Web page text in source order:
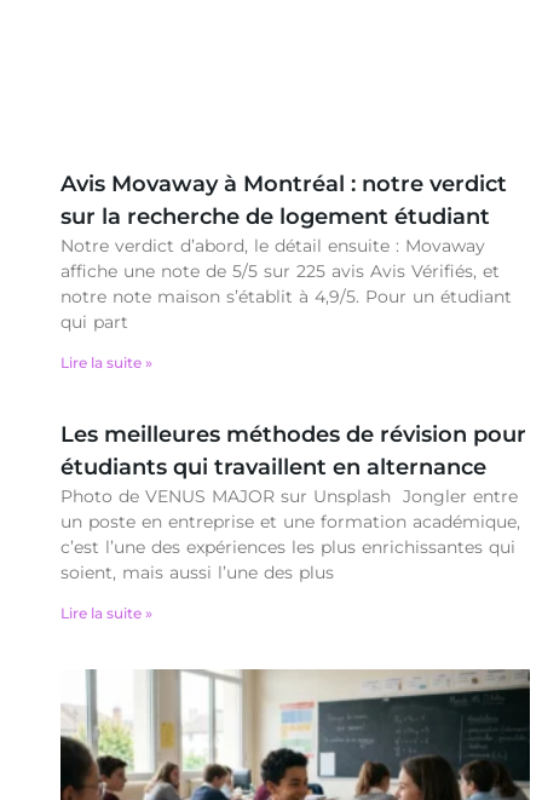
Avis Movaway à Montréal : notre verdict
sur la recherche de logement étudiant
Notre verdict d’abord, le détail ensuite : Movaway
affiche une note de 5/5 sur 225 avis Avis Vérifiés, et
notre note maison s’établit à 4,9/5. Pour un étudiant
qui part
Lire la suite »
Les meilleures méthodes de révision pour
étudiants qui travaillent en alternance
Photo de VENUS MAJOR sur Unsplash Jongler entre
un poste en entreprise et une formation académique,
c’est l’une des expériences les plus enrichissantes qui
soient, mais aussi l’une des plus
Lire la suite »